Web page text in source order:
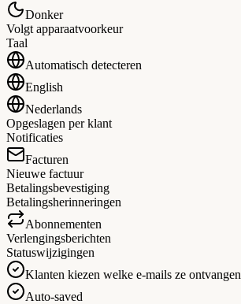
Donker
Volgt apparaatvoorkeur
Taal
Automatisch detecteren
English
Nederlands
Opgeslagen per klant
Notificaties
Facturen
Nieuwe factuur
Betalingsbevestiging
Betalingsherinneringen
Abonnementen
Verlengingsberichten
Statuswijzigingen
Klanten kiezen welke e-mails ze ontvangen
Auto-saved